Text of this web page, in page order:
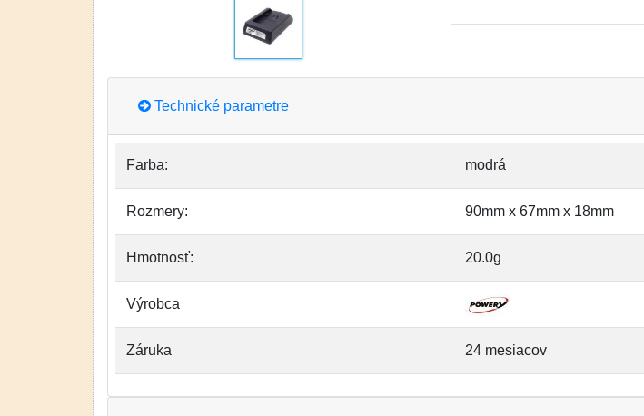
Technické parametre
Farba: modrá
Rozmery: 90mm x 67mm x 18mm
Hmotnosť: 20.0g
Výrobca
Záruka 24 mesiacov